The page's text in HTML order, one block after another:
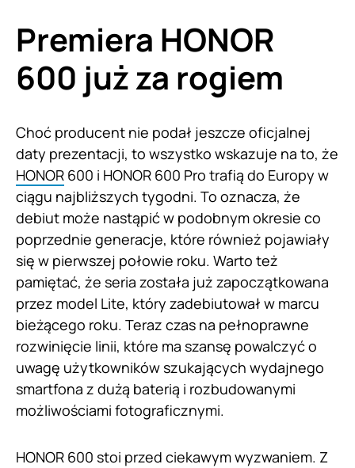
Premiera HONOR
600 już za rogiem
Choć producent nie podał jeszcze oficjalnej
daty prezentacji, to wszystko wskazuje na to, że
HONOR 600 i HONOR 600 Pro trafią do Europy w
ciągu najbliższych tygodni. To oznacza, że
debiut może nastąpić w podobnym okresie co
poprzednie generacje, które również pojawiały
się w pierwszej połowie roku. Warto też
pamiętać, że seria została już zapoczątkowana
przez model Lite, który zadebiutował w marcu
bieżącego roku. Teraz czas na pełnoprawne
rozwinięcie linii, które ma szansę powalczyć o
uwagę użytkowników szukających wydajnego
smartfona z dużą baterią i rozbudowanymi
możliwościami fotograficznymi.
HONOR 600 stoi przed ciekawym wyzwaniem. Z